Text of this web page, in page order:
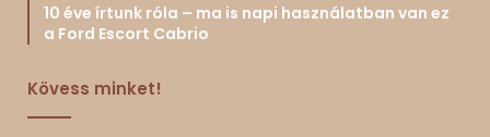
10 éve írtunk róla – ma is napi használatban van ez
a Ford Escort Cabrio
Kövess minket!